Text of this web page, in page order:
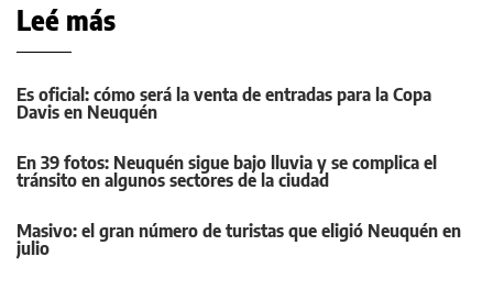
Leé más
Es oficial: cómo será la venta de entradas para la Copa
Davis en Neuquén
En 39 fotos: Neuquén sigue bajo lluvia y se complica el
tránsito en algunos sectores de la ciudad
Masivo: el gran número de turistas que eligió Neuquén en
julio